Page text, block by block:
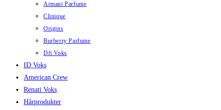
Armani Parfume
Clinique
Origins
Burberry Parfume
Dfi Voks
ID Voks
American Crew
Renati Voks
Hårprodukter